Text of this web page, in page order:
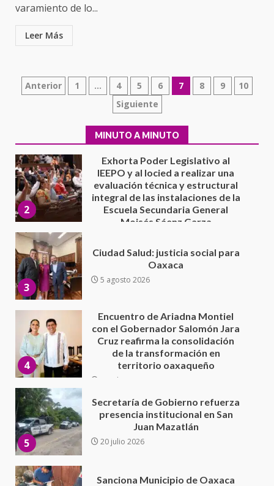
varamiento de lo...
Leer Más
Paginación
entradas
Anterior 1 … 4 5 6 7 8 9
10
Siguiente
MINUTO A MINUTO
Exhorta Poder Legislativo al
IEEPO y al Iocied a realizar una
evaluación técnica y estructural
Escuela Secundaria General
Moisés Sáenz Garza
5 agosto 2026
3
Ciudad Salud: justicia social para
Oaxaca
5 agosto 2026
4
con el Gobernador Salomón Jara
Cruz reafirma la consolidación
de la transformación en
5
Secretaría de Gobierno refuerza
presencia institucional en San
Juan Mazatlán
20 julio 2026
6
Sanciona Municipio de Oaxaca
de Juárez caso de maltrato
animal tras denuncia ciudadana
16 julio 2026